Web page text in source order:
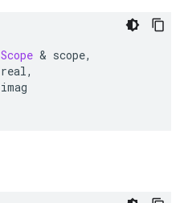
Scope & scope,
real,
imag